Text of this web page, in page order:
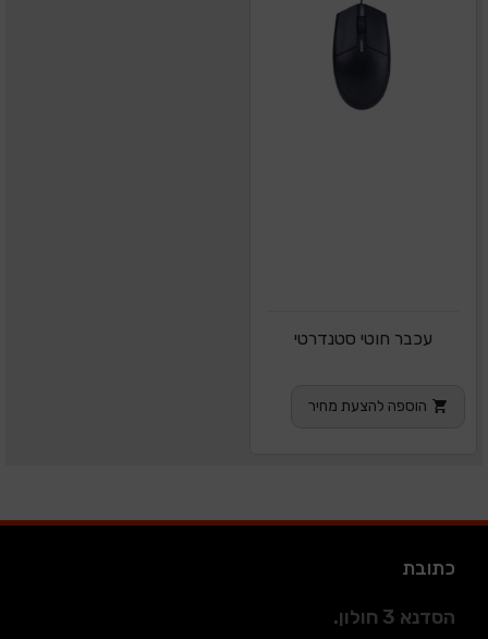
עכבר חוטי סטנדרטי
הוספה להצעת מחיר
כתובת
הסדנא 3 חולון.